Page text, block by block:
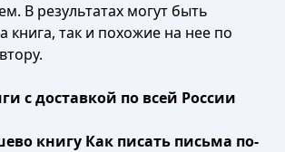
В результатах могут быть
книга, так и похожие на нее по
с доставкой по всей России
книгу Как писать письма по-